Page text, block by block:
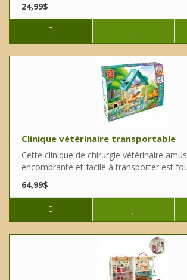
24,99$
Clinique vétérinaire transportable
Cette clinique de chirurgie vétérinaire
encombrante et facile à transporter est
64,99$